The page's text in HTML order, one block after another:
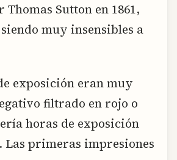
Sutton en 1861,
muy insensibles a
exposición eran muy
filtrado en rojo o
horas de exposición
Las primeras impresiones